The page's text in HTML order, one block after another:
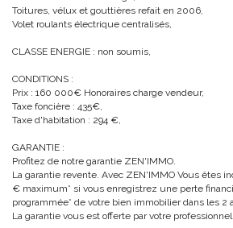
Toitures, vélux et gouttières refait en 2006,
Volet roulants électrique centralisés,
CLASSE ENERGIE : non soumis,
CONDITIONS :
Prix : 160 000€ Honoraires charge vendeur,
Taxe foncière : 435€,
Taxe d'habitation : 294 €,
GARANTIE :
Profitez de notre garantie ZEN'IMMO.
La garantie revente. Avec ZEN'IMMO Vous êtes
€ maximum* si vous enregistrez une perte
programmée* de votre bien immobilier dans les 2
La garantie vous est offerte par votre professionnel.